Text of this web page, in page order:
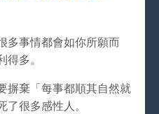
多事情都會如你所願而
多。
摒棄「每事都順其自然就
很多感性人。